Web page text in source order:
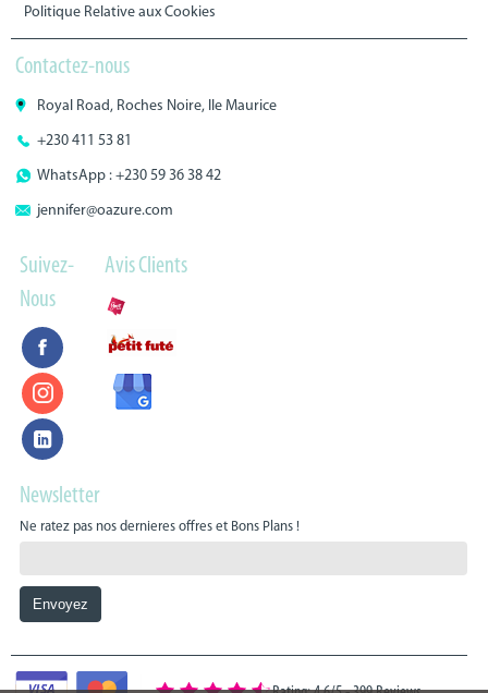
Politique Relative aux Cookies
Contactez-nous
Royal Road, Roches Noire, Ile Maurice
+230 411 53 81
WhatsApp : +230 59 36 38 42
jennifer@oazure.com
Suivez-
Nous
Avis Clients
Newsletter
Ne ratez pas nos dernieres offres et Bons Plans !